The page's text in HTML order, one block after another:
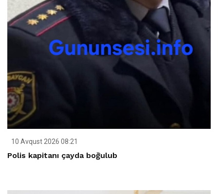
10 Avqust 2026 08:21
Polis kapitanı çayda boğulub